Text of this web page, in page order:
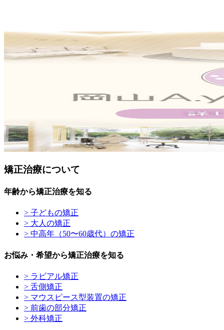
矯正治療について
年齢から矯正治療を知る
> 子どもの矯正
> 大人の矯正
> 中高年（50〜60歳代）の矯正
お悩み・希望から矯正治療を知る
> ラビアル矯正
> 舌側矯正
> マウスピース型装置の矯正
> 前歯の部分矯正
> 外科矯正